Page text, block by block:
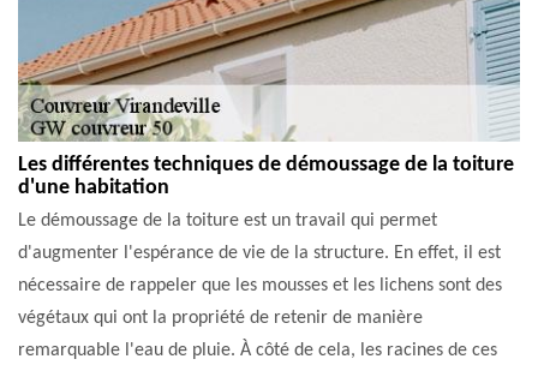
Les différentes techniques de démoussage de la toiture
d'une habitation
Le démoussage de la toiture est un travail qui permet
d'augmenter l'espérance de vie de la structure. En effet, il est
nécessaire de rappeler que les mousses et les lichens sont des
végétaux qui ont la propriété de retenir de manière
remarquable l'eau de pluie. À côté de cela, les racines de ces